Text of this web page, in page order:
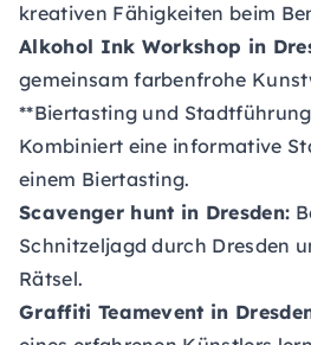
kreativen Fähigkeiten beim
Alkohol Ink Workshop in
gemeinsam farbenfrohe
**Biertasting und
Kombiniert eine informative
einem Biertasting.
Scavenger hunt in Dresden:
Schnitzeljagd durch Dresden
Rätsel.
Graffiti Teamevent in